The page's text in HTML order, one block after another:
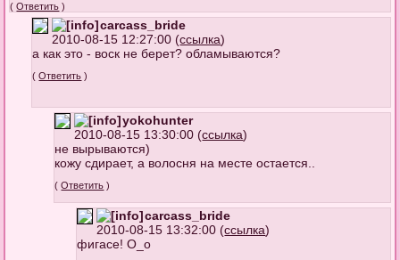
(Ответить )
carcass_bride
2010-08-15 12:27:00 (ссылка)
а как это - воск не берет? обламываются?
(Ответить )
yokohunter
2010-08-15 13:30:00 (ссылка)
не вырываются)
кожу сдирает, а волосня на месте остается..
(Ответить )
carcass_bride
2010-08-15 13:32:00 (ссылка)
фигасе! О_о